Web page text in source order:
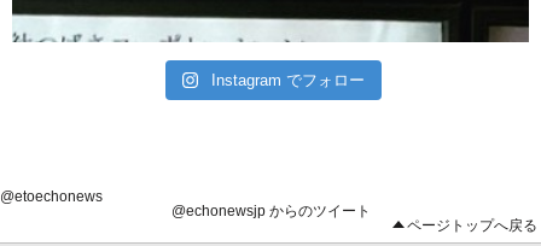
Instagram でフォロー
@etoechonews
@echonewsjp からのツイート
ページトップへ戻る